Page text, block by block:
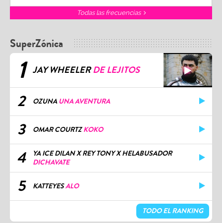
Todas las frecuencias
SuperZónica
1 JAY WHEELERDE LEJITOS
2 OZUNA UNA AVENTURA
3 OMAR COURTZKOKO
4
YA ICE DILAN X REY TONY X HELABUSADOR
DICHAVATE
5 KATTEYESALO
TODO EL RANKING